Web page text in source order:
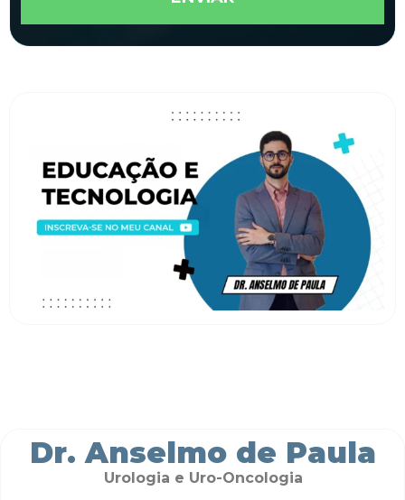
Dr. Anselmo de Paula
Urologia e Uro-Oncologia